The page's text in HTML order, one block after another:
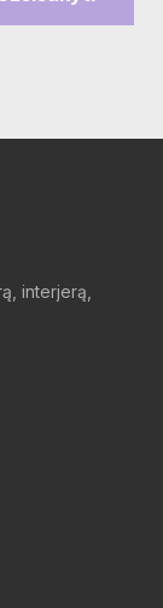
interjerą,